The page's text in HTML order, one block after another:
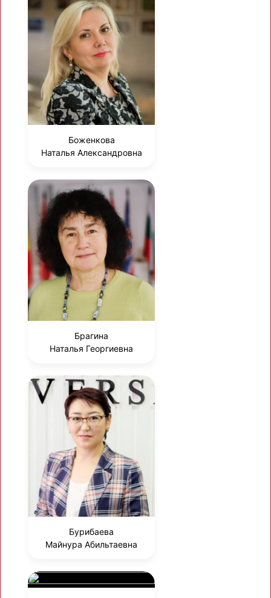
Боженкова
Наталья Александровна
Брагина
Наталья Георгиевна
Бурибаева
Майнура Абильтаевна